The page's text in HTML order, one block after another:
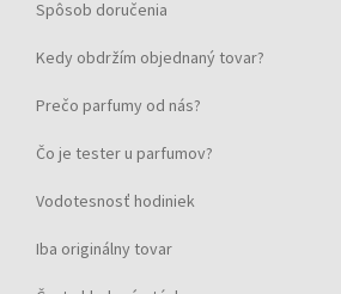
Spôsob doručenia
Kedy obdržím objednaný tovar?
Prečo parfumy od nás?
Čo je tester u parfumov?
Vodotesnosť hodiniek
Iba originálny tovar